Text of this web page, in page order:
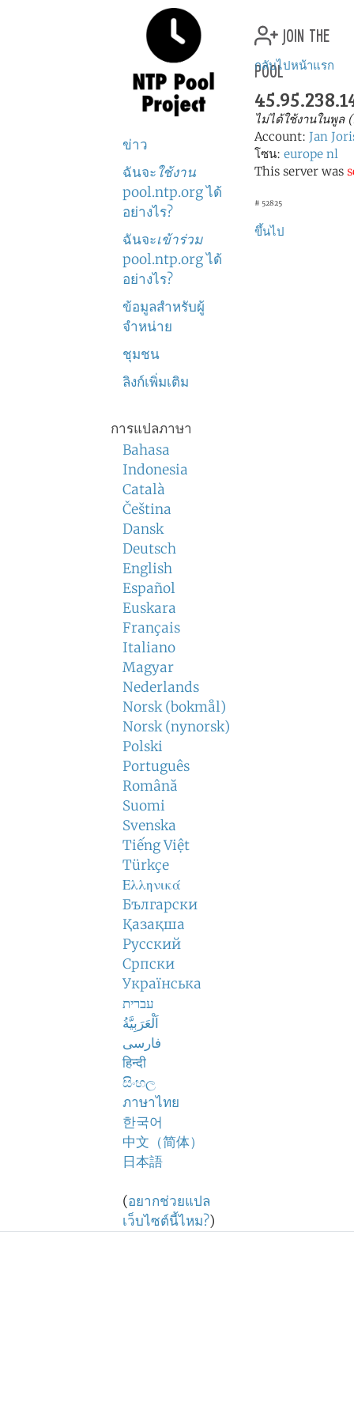
ข่าว
ฉันจะใช้งาน
pool.ntp.org ได้
อย่างไร?
ฉันจะเข้าร่วม
pool.ntp.org ได้
อย่างไร?
ข้อมูลสำหรับผู้
จำหน่าย
ชุมชน
ลิงก์เพิ่มเติม
การแปลภาษา
Bahasa
Indonesia
Català
Čeština
Dansk
Deutsch
English
Español
Euskara
Français
Italiano
Magyar
Nederlands
Norsk (bokmål)
Norsk (nynorsk)
Polski
Português
Română
Suomi
Svenska
Tiếng Việt
Türkçe
Ελληνικά
Български
Қазақша
Русский
Српски
Українська
עברית
اَلْعَرَبِيَّةُ
فارسی
हिन्दी
සිංහල
ภาษาไทย
한국어
中文（简体）
日本語
(อยากช่วยแปล
เว็บไซต์นี้ไหม?)
join the
pool
กลับไปหน้าแรก
ไม่ได้ใช้งานในพูล
Account: Jan
โซน: europe nl
This server was
# 52825
ขึ้นไป